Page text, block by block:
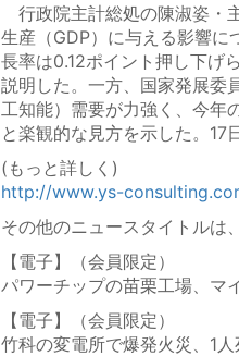
行政院主計総処の陳淑姿・
生産（GDP）に与える影響に
長率は0.12ポイント押し下げ
説明した。一方、国家発展委
工知能）需要が力強く、今年
と楽観的な見方を示した。17
(もっと詳しく)
http://www.ys-
その他のニュースタイトルは、
【電子】（会員限定）
パワーチップの苗栗工場、マ
【電子】（会員限定）
竹科の変電所で爆発火災、1